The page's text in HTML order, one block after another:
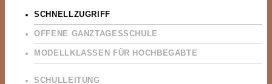
SCHNELLZUGRIFF
OFFENE GANZTAGESSCHULE
MODELLKLASSEN FÜR HOCHBEGABTE
SCHULLEITUNG